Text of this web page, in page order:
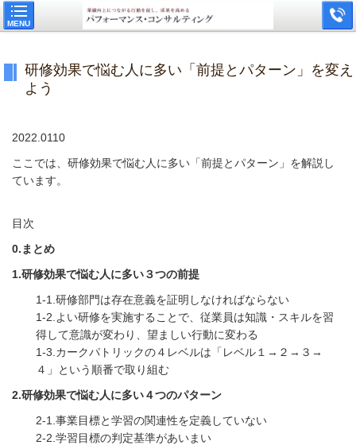
MENU
研修効果で悩む人に多い「前提とパターン」を変え
よう
2022.0110
ここでは、研修効果で悩む人に多い「前提とパターン」を解説し
ています。
目次
0.まとめ
1.研修効果で悩む人に多い３つの前提
1-1.研修部門は存在意義を証明しなければならない
1-2.よい研修を実施することで、従業員は知識・スキルを習
得して意識が変わり、望ましい行動に変わる
1-3.カークパトリックの４レベルは「レベル１→２→３→
４」という順番で取り組む
2.研修効果で悩む人に多い４つのパターン
2-1.事業目標と学習の関連性を定義していない
2-2.学習目標の判定基準があいまい